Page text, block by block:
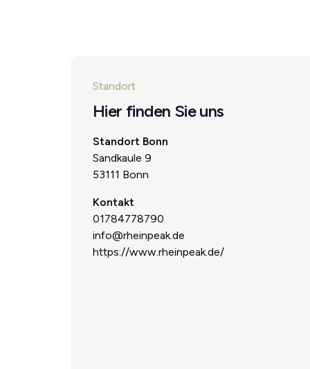
Standort
Hier finden Sie uns
Standort Bonn
Sandkaule 9
53111 Bonn
Kontakt
01784778790
info@rheinpeak.de
https://www.rheinpeak.de/